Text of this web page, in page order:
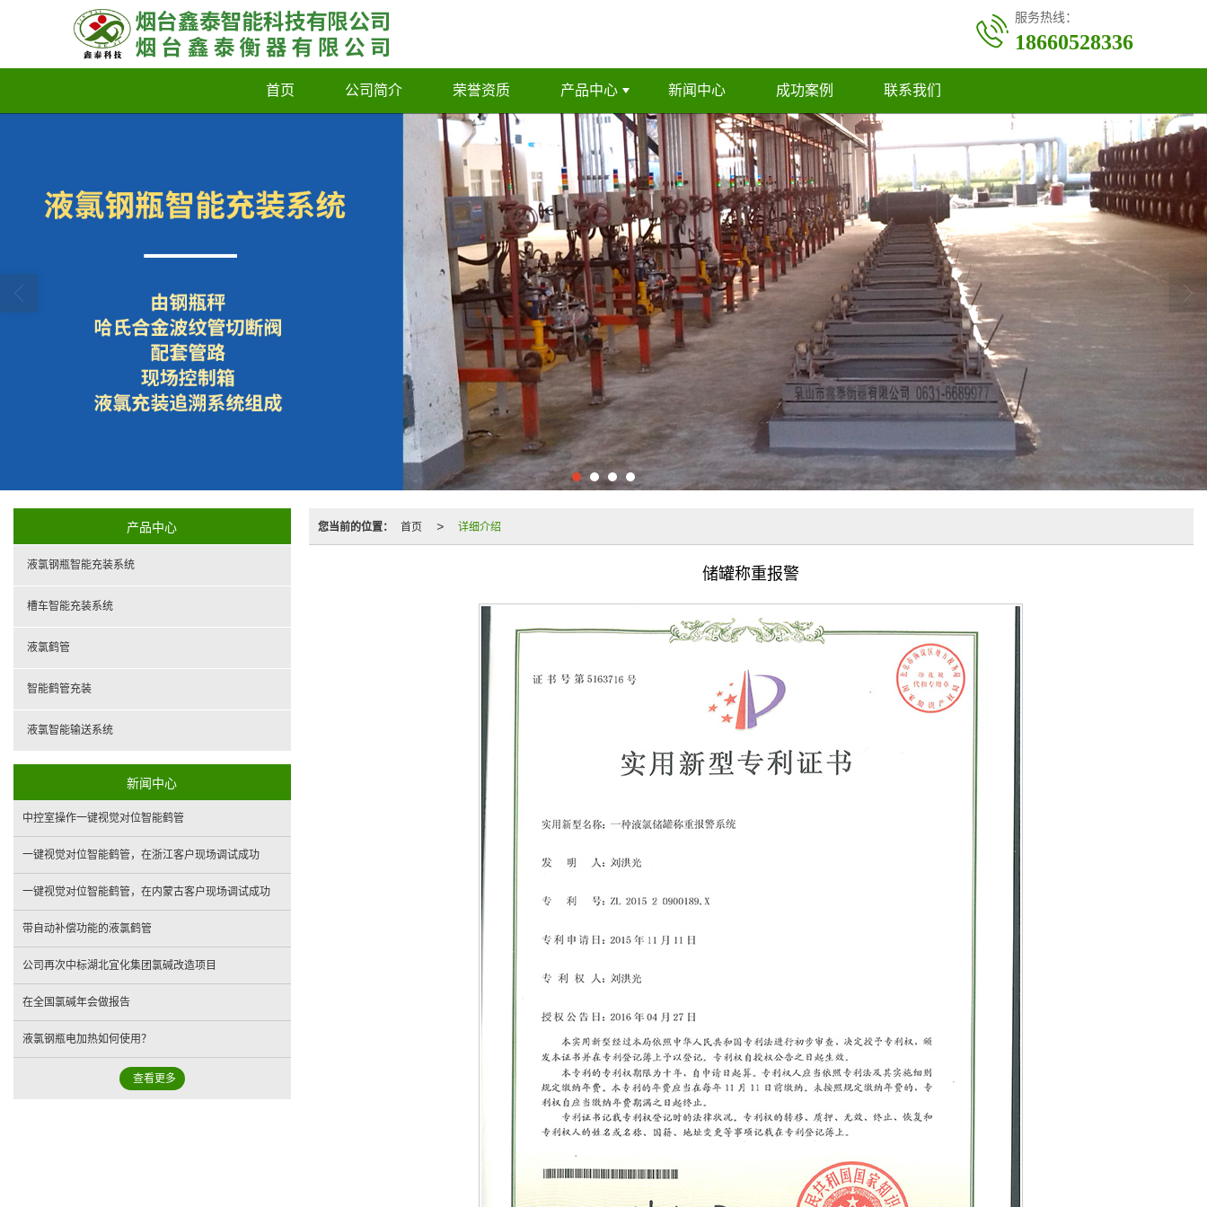
服务热线：
18660528336
首页 公司简介 荣誉资质 产品中心 新闻中心 成功案例 联系我们
您当前的位置： 首页 > 详细介绍
储罐称重报警
产品中心
液氯钢瓶智能充装系统
槽车智能充装系统
液氯鹤管
智能鹤管充装
液氯智能输送系统
新闻中心
中控室操作一键视觉对位智能鹤管
一键视觉对位智能鹤管，在浙江客户现场调试成功
一键视觉对位智能鹤管，在内蒙古客户现场调试成功
带自动补偿功能的液氯鹤管
公司再次中标湖北宜化集团氯碱改造项目
在全国氯碱年会做报告
液氯钢瓶电加热如何使用？
查看更多